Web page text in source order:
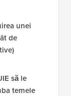
unei
de
să le
temele